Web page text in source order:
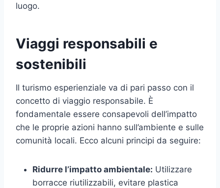
luogo.
Viaggi responsabili e
sostenibili
Il turismo esperienziale va di pari passo con il
concetto di viaggio responsabile. È
fondamentale essere consapevoli dell’impatto
che le proprie azioni hanno sull’ambiente e sulle
comunità locali. Ecco alcuni principi da seguire:
Ridurre l’impatto ambientale: Utilizzare
borracce riutilizzabili, evitare plastica